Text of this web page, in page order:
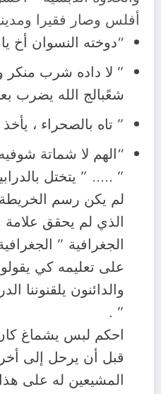
أفلس وصار فقيرا
“دوخته النسوان أخ
” لا داده شرب منكر
شعًبالج الله يضرب
” تاه بالصحراء ،
“الهم لا شماتة
” ….. ” يتختل
لم يكن رسم
الذي لم يحقق
الجغرافية ”
على تعليمه كي
والدائنون يلقنوننا
” .
احكم لبس يشماغ
قبل أن يرحل إلى
المشيعين له على